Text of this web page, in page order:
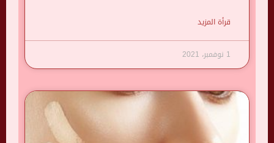
قرأة المزيد
1 نوفمبر، 2021